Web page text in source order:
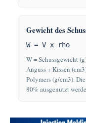
Gewicht des
W = V x rho
W = Schussgewicht
Anguss + Kissen
Polymers (g/cm3).
80% ausgenutzt